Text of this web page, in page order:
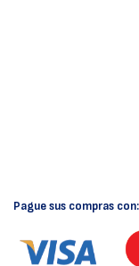
Pague sus compras con: